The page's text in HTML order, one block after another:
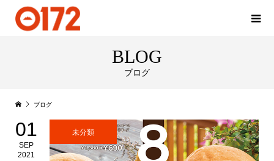
BLOG
ブログ
ブログ
01
SEP
2021
未分類